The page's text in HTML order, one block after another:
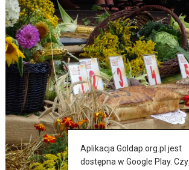
Aplikacja Goldap.org.pl jest
dostępna w Google Play. Czy